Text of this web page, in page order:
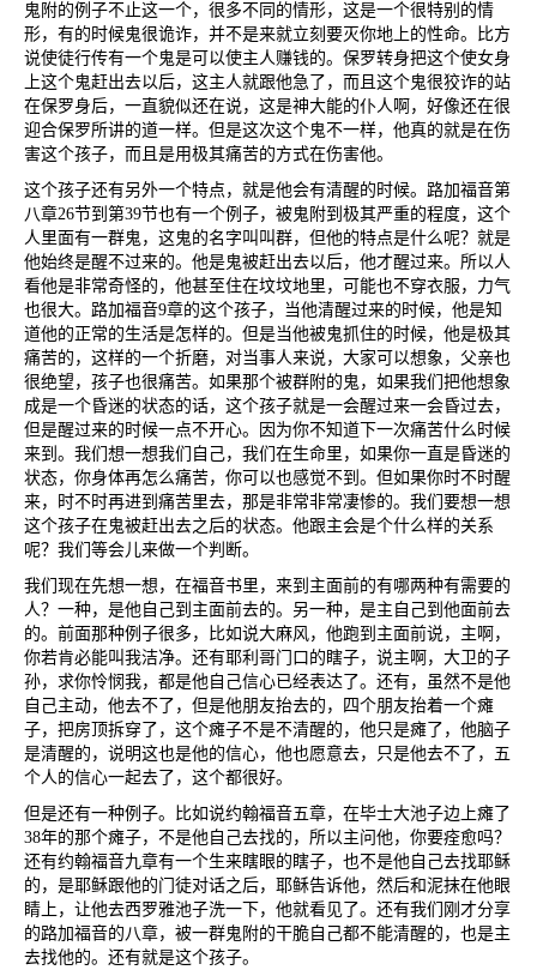
鬼附的例子不止这一个，很多不同的情形，这是一个很特别的情
形，有的时候鬼很诡诈，并不是来就立刻要灭你地上的性命。比方
说使徒行传有一个鬼是可以使主人赚钱的。保罗转身把这个使女身
上这个鬼赶出去以后，这主人就跟他急了，而且这个鬼很狡诈的站
在保罗身后，一直貌似还在说，这是神大能的仆人啊，好像还在很
迎合保罗所讲的道一样。但是这次这个鬼不一样，他真的就是在伤
害这个孩子，而且是用极其痛苦的方式在伤害他。
这个孩子还有另外一个特点，就是他会有清醒的时候。路加福音第
八章26节到第39节也有一个例子，被鬼附到极其严重的程度，这个
人里面有一群鬼，这鬼的名字叫叫群，但他的特点是什么呢？就是
他始终是醒不过来的。他是鬼被赶出去以后，他才醒过来。所以人
看他是非常奇怪的，他甚至住在坟坟地里，可能也不穿衣服，力气
也很大。路加福音9章的这个孩子，当他清醒过来的时候，他是知
道他的正常的生活是怎样的。但是当他被鬼抓住的时候，他是极其
痛苦的，这样的一个折磨，对当事人来说，大家可以想象，父亲也
很绝望，孩子也很痛苦。如果那个被群附的鬼，如果我们把他想象
成是一个昏迷的状态的话，这个孩子就是一会醒过来一会昏过去，
但是醒过来的时候一点不开心。因为你不知道下一次痛苦什么时候
来到。我们想一想我们自己，我们在生命里，如果你一直是昏迷的
状态，你身体再怎么痛苦，你可以也感觉不到。但如果你时不时醒
来，时不时再进到痛苦里去，那是非常非常凄惨的。我们要想一想
这个孩子在鬼被赶出去之后的状态。他跟主会是个什么样的关系
呢？我们等会儿来做一个判断。
我们现在先想一想，在福音书里，来到主面前的有哪两种有需要的
人？一种，是他自己到主面前去的。另一种，是主自己到他面前去
的。前面那种例子很多，比如说大麻风，他跑到主面前说，主啊，
你若肯必能叫我洁净。还有耶利哥门口的瞎子，说主啊，大卫的子
孙，求你怜悯我，都是他自己信心已经表达了。还有，虽然不是他
自己主动，他去不了，但是他朋友抬去的，四个朋友抬着一个瘫
子，把房顶拆穿了，这个瘫子不是不清醒的，他只是瘫了，他脑子
是清醒的，说明这也是他的信心，他也愿意去，只是他去不了，五
个人的信心一起去了，这个都很好。
但是还有一种例子。比如说约翰福音五章，在毕士大池子边上瘫了
38年的那个瘫子，不是他自己去找的，所以主问他，你要痊愈吗？
还有约翰福音九章有一个生来瞎眼的瞎子，也不是他自己去找耶稣
的，是耶稣跟他的门徒对话之后，耶稣告诉他，然后和泥抹在他眼
睛上，让他去西罗雅池子洗一下，他就看见了。还有我们刚才分享
的路加福音的八章，被一群鬼附的干脆自己都不能清醒的，也是主
去找他的。还有就是这个孩子。